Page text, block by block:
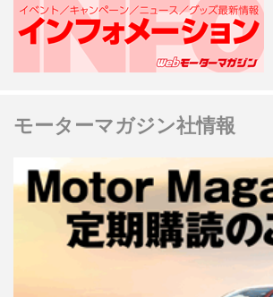
モーターマガジン社情報